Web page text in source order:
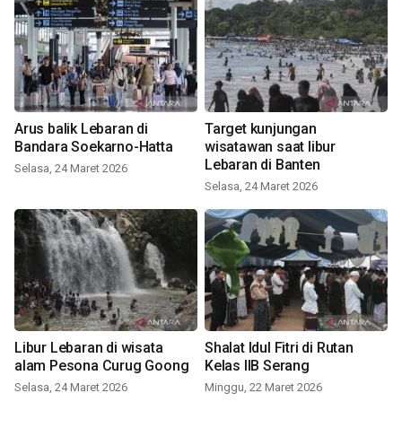
Arus balik Lebaran di
Bandara Soekarno-Hatta
Selasa, 24 Maret 2026
Target kunjungan
wisatawan saat libur
Lebaran di Banten
Selasa, 24 Maret 2026
Libur Lebaran di wisata
alam Pesona Curug Goong
Selasa, 24 Maret 2026
Shalat Idul Fitri di Rutan
Kelas IIB Serang
Minggu, 22 Maret 2026